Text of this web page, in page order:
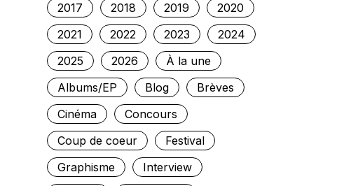
2017
2018 2019
2020
2021
2022 2023
2024
2025
2026
À la une
Albums/EP
Blog
Brèves
Cinéma
Concours
Coup de coeur
Festival
Graphisme
Interview